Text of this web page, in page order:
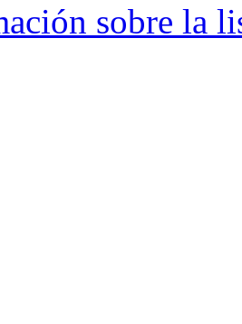
sobre la